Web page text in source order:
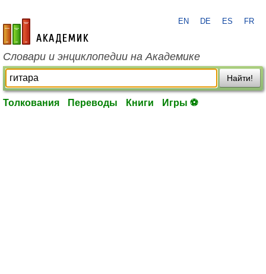
academic.ru
EN DE ES FR
Словари и энциклопедии на Академике
Найти!
Толкования Переводы Книги Игры ⚽